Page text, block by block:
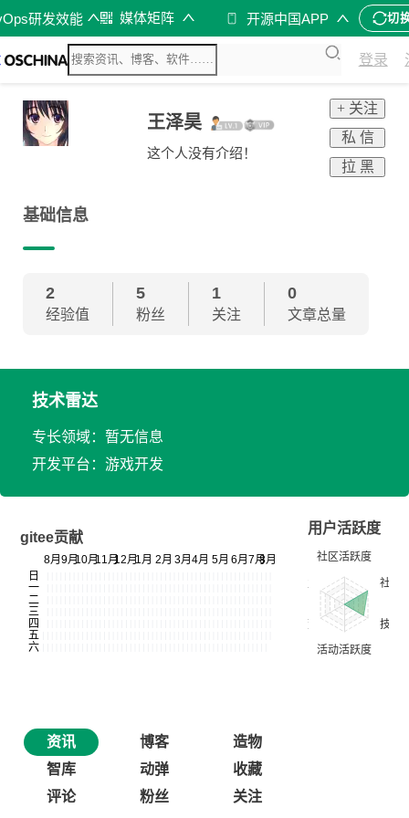
研发效能 媒体矩阵 开源中国APP 切
登录
王泽昊
这个人没有介绍！
+ 关注
私 信
拉 黑
基础信息
2
经验值
5
粉丝
1
关注
0
文章总量
技术雷达
专长领域：暂无信息
开发平台：游戏开发
gitee贡献
用户活跃度
资讯 博客
造物
智库
动弹
收藏
评论
粉丝 关注